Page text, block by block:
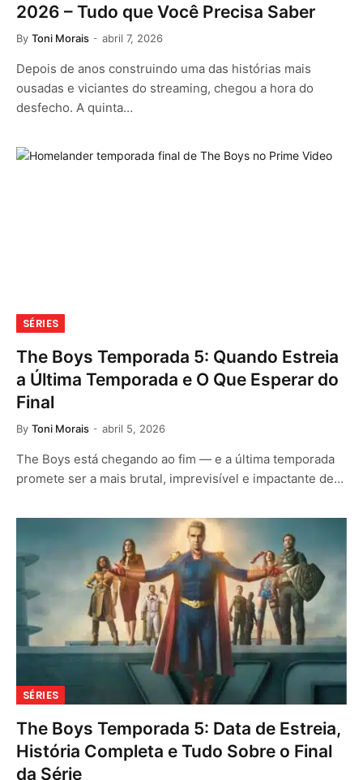
2026 – Tudo que Você Precisa Saber
By Toni Morais abril 7, 2026
Depois de anos construindo uma das histórias mais
ousadas e viciantes do streaming, chegou a hora do
desfecho. A quinta…
SÉRIES
The Boys Temporada 5: Quando Estreia
a Última Temporada e O Que Esperar do
Final
By Toni Morais abril 5, 2026
The Boys está chegando ao fim — e a última temporada
promete ser a mais brutal, imprevisível e impactante de…
SÉRIES
The Boys Temporada 5: Data de Estreia,
História Completa e Tudo Sobre o Final
da Série